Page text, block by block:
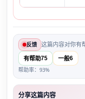
反馈 这篇内容对你有
有帮助75 一般6
帮助率：93%
分享这篇内容